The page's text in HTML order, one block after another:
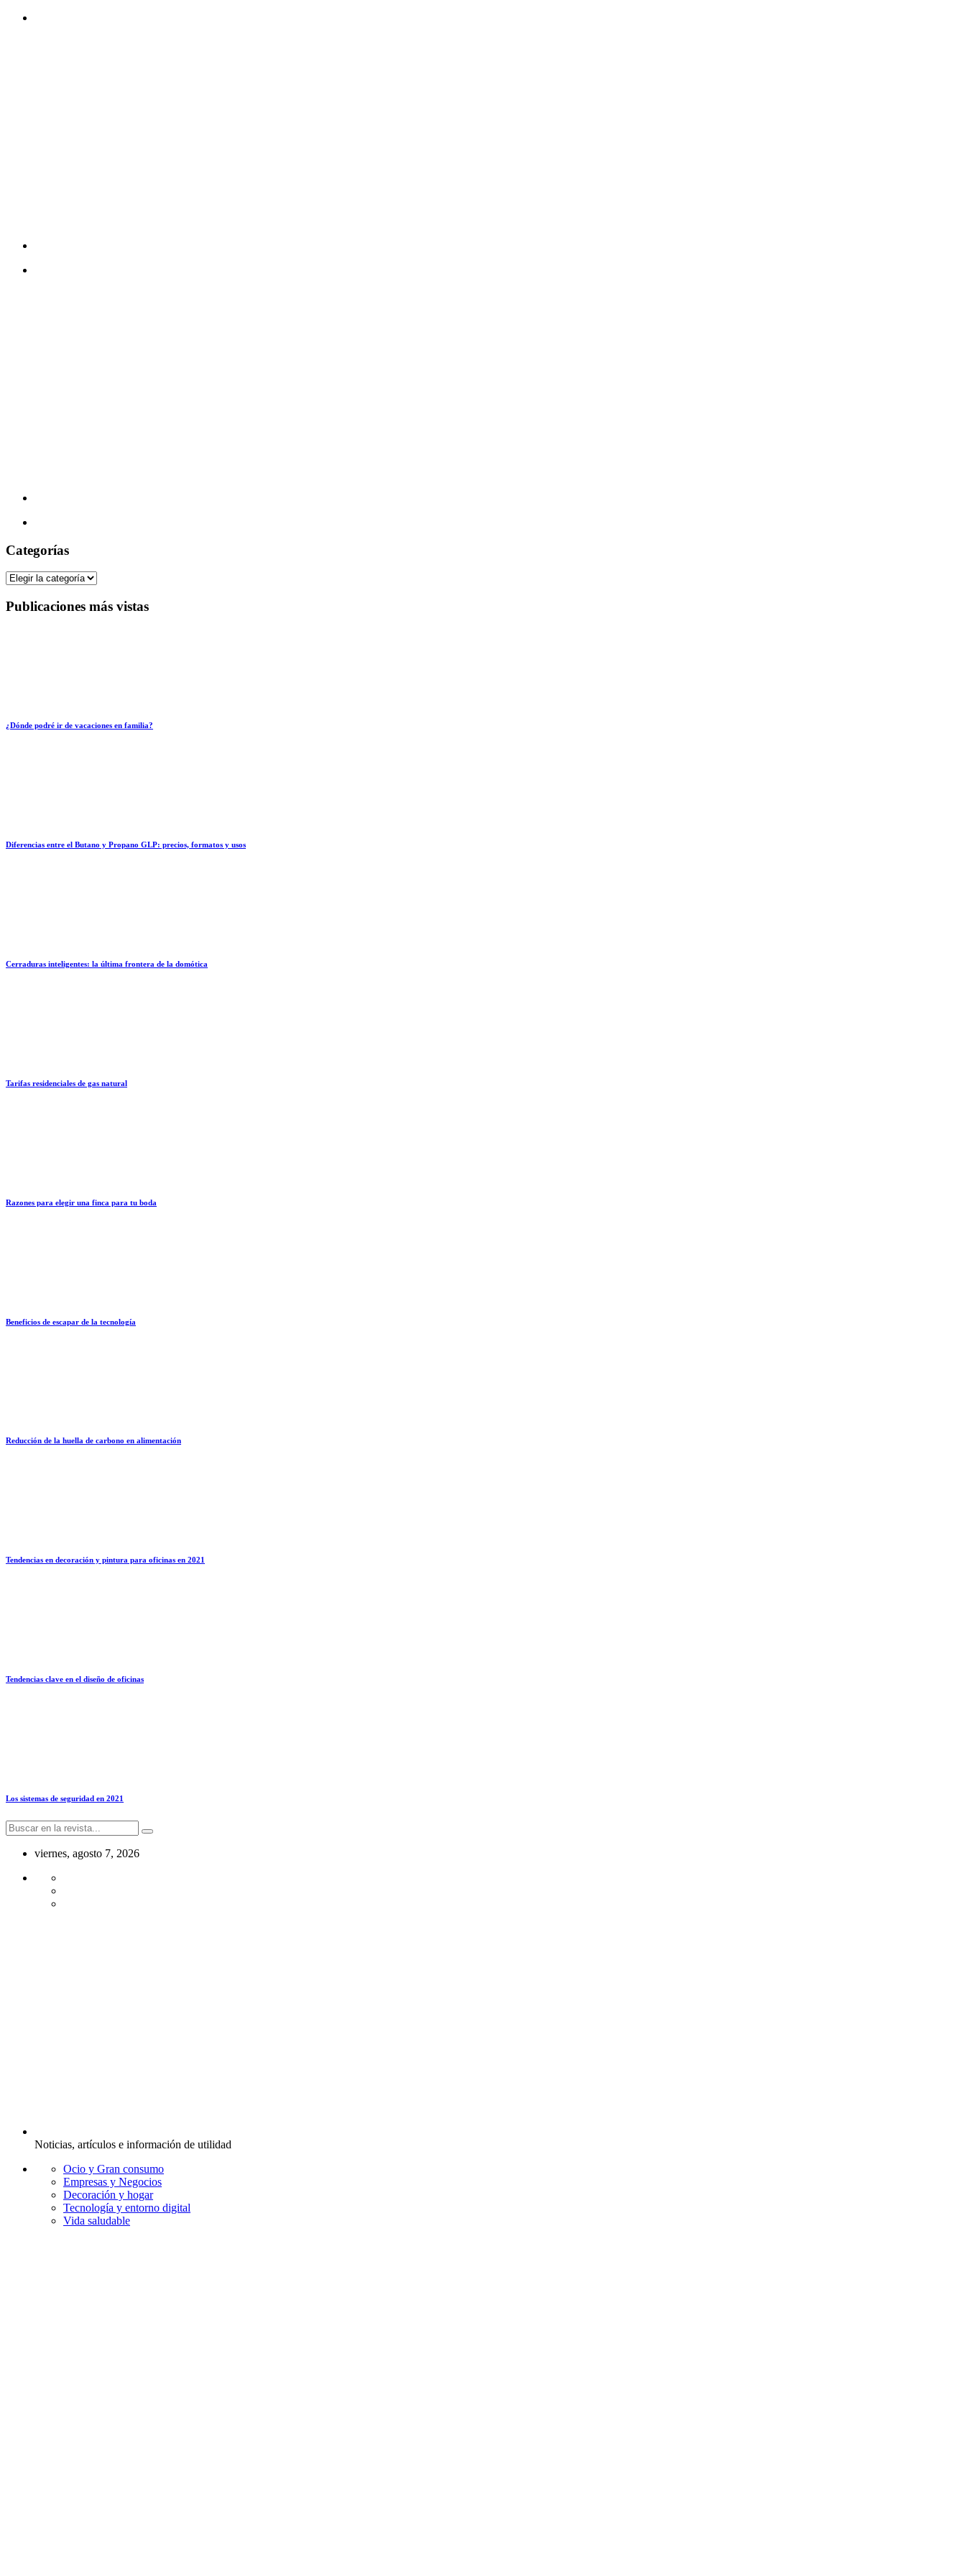
Categorías
Categorías
Publicaciones más vistas
¿Dónde podré ir de vacaciones en familia?
Diferencias entre el Butano y Propano GLP: precios, formatos y usos
Cerraduras inteligentes: la última frontera de la domótica
Tarifas residenciales de gas natural
Razones para elegir una finca para tu boda
Beneficios de escapar de la tecnología
Reducción de la huella de carbono en alimentación
Tendencias en decoración y pintura para oficinas en 2021
Tendencias clave en el diseño de oficinas
Los sistemas de seguridad en 2021
viernes, agosto 7, 2026
Noticias, artículos e información de utilidad
Ocio y Gran consumo
Empresas y Negocios
Decoración y hogar
Tecnología y entorno digital
Vida saludable